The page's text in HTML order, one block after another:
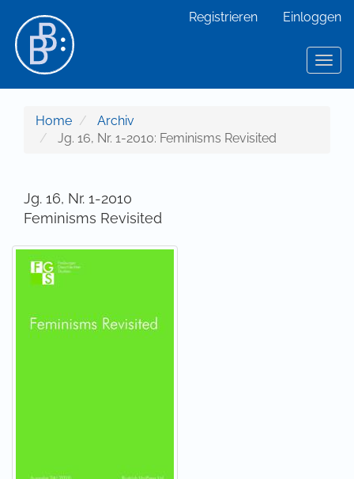
Hauptinhalt
Sidebar
Registrieren Einloggen
Home
Archiv
Jg. 16, Nr. 1-2010: Feminisms Revisited
Jg. 16, Nr. 1-2010
Feminisms Revisited